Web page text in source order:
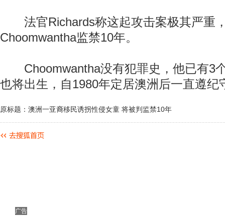
法官Richards称这起攻击案极其严重
Choomwantha监禁10年。
Choomwantha没有犯罪史，他已有3
也将出生，自1980年定居澳洲后一直遵纪
原标题：澳洲一亚裔移民诱拐性侵女童 将被判监禁10年
广告